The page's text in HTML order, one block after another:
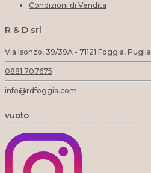
Condizioni di Vendita
R & D srl
Via Isonzo, 39/39A - 71121 Foggia, Puglia
0881 707675
info@rdfoggia.com
vuoto